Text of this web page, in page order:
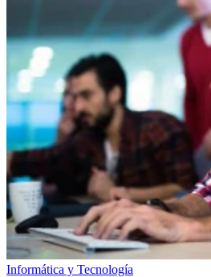
Informática y Tecnología